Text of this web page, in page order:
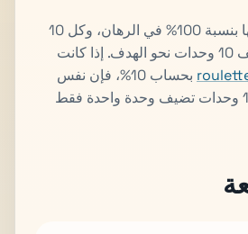
يتم احتسابها بنسبة 100% في الرهان، وكل 10
وحدات متراكمة تضيف 10 وحدات نحو الهدف. إذا كانت
بحساب 10%، فإن نفس
الحصة المكونة من 10 وحدات تضيف وحدة واحدة فقط